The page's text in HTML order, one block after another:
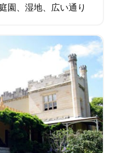
園、湿地、広い通り
ーリーグ…